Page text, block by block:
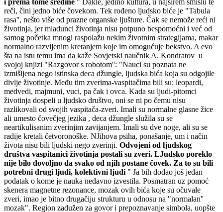
reči, čini jedno biće čovekom. Tek rođeno ljudsko biće je "Tabula
rasa'', nešto više od prazne organske ljušture. Čak se nemože reći ni
životinja, jer mladunci životinja nisu potpuno bespomoćni i već od
samog početka mnogi raspolažu nekim životnim strategijama, makar
normalno razvijenim kretanjem koje im omogućuje bekstvo. A evo
šta na istu temu ima da kaže Sovjetski naučnik A. Kondratov u
svojoj knjizi "Razgovor s robotom'': "Nauci su poznata ne
izmišljena nego istinska deca džungle, ljudska bića koja su odgojile
divlje životinje. Među tim zverima-vaspitačima bili su: leopardi,
medvedi, majmuni, vuci, pa čak i ovca. Kada su ljudi-pitomci
životinja dospeli u ljudsko društvo, oni se ni po čemu nisu
razlikovali od svojih vaspitača-zveri. Imali su normalne glasne žice
ali umesto čovečjeg jezika , deca džungle služila su se
neartikulisanim zverinjim zavijanjem. Imali su dve noge, ali su se
radije kretali četvoronoške. NJihova psiha, ponašanje, um i način
života nisu bili ljudski nego zverinji. Odvojeni od ljudskog
društva vaspitanici životinja postali su zveri. LJudsko poreklo
nije bilo dovoljno da svako od njih postane čovek. Za to su bili
potrebni drugi ljudi, kolektivni ljudi " Ja bih dodao još jedan
podatak o kome je nauka nedavno izvestila. Posmatran uz pomoć
skenera magnetne rezonance, mozak ovih bića koje su očuvale
zveri, imao je bitno drugačiju strukturu u odnosu na "normalan''
mozak". Region zadužen za govor i prepoznavanje simbola, uopšte